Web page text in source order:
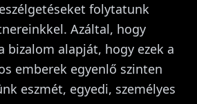
folytatunk
Azáltal, hogy
bizalom alapját, hogy ezek a
emberek egyenlő szinten
eszmét, egyedi, személyes